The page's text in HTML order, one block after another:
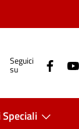
Seguici
su